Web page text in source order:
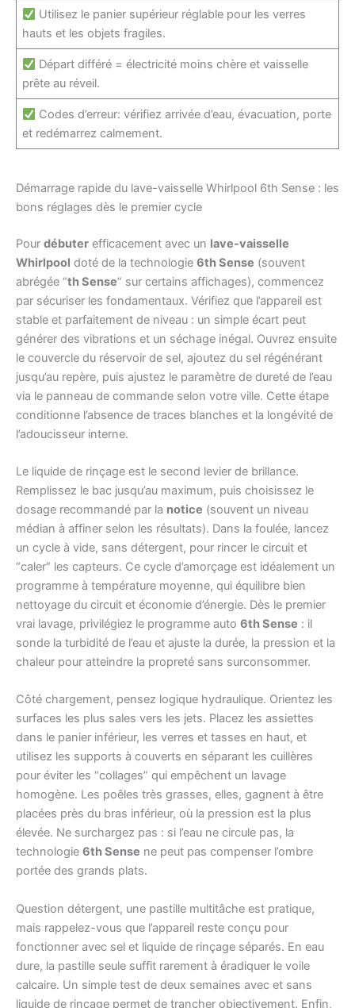
Utilisez le panier supérieur réglable pour les verres
hauts et les objets fragiles.
Départ différé = électricité moins chère et vaisselle
prête au réveil.
Codes d’erreur: vérifiez arrivée d’eau, évacuation, porte
et redémarrez calmement.
Démarrage rapide du lave-vaisselle Whirlpool 6th Sense : les
bons réglages dès le premier cycle
Pour débuter efficacement avec un lave-vaisselle
Whirlpool doté de la technologie 6th Sense (souvent
abrégée “th Sense” sur certains affichages), commencez
par sécuriser les fondamentaux. Vérifiez que l’appareil est
stable et parfaitement de niveau : un simple écart peut
générer des vibrations et un séchage inégal. Ouvrez ensuite
le couvercle du réservoir de sel, ajoutez du sel régénérant
jusqu’au repère, puis ajustez le paramètre de dureté de l’eau
via le panneau de commande selon votre ville. Cette étape
conditionne l’absence de traces blanches et la longévité de
l’adoucisseur interne.
Le liquide de rinçage est le second levier de brillance.
Remplissez le bac jusqu’au maximum, puis choisissez le
dosage recommandé par la notice (souvent un niveau
médian à affiner selon les résultats). Dans la foulée, lancez
un cycle à vide, sans détergent, pour rincer le circuit et
“caler” les capteurs. Ce cycle d’amorçage est idéalement un
programme à température moyenne, qui équilibre bien
nettoyage du circuit et économie d’énergie. Dès le premier
vrai lavage, privilégiez le programme auto 6th Sense : il
sonde la turbidité de l’eau et ajuste la durée, la pression et la
chaleur pour atteindre la propreté sans surconsommer.
Côté chargement, pensez logique hydraulique. Orientez les
surfaces les plus sales vers les jets. Placez les assiettes
dans le panier inférieur, les verres et tasses en haut, et
utilisez les supports à couverts en séparant les cuillères
pour éviter les “collages” qui empêchent un lavage
homogène. Les poêles très grasses, elles, gagnent à être
placées près du bras inférieur, où la pression est la plus
élevée. Ne surchargez pas : si l’eau ne circule pas, la
technologie 6th Sense ne peut pas compenser l’ombre
portée des grands plats.
Question détergent, une pastille multitâche est pratique,
mais rappelez-vous que l’appareil reste conçu pour
fonctionner avec sel et liquide de rinçage séparés. En eau
dure, la pastille seule suffit rarement à éradiquer le voile
calcaire. Un simple test de deux semaines avec et sans
liquide de rinçage permet de trancher objectivement. Enfin,